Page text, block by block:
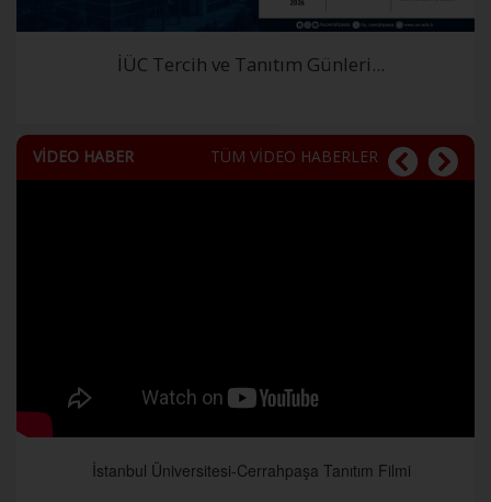
İÜC Tercih ve Tanıtım Günleri...
VİDEO HABER TÜM VİDEO HABERLER
İstanbul Üniversitesi-Cerrahpaşa Tanıtım Filmi